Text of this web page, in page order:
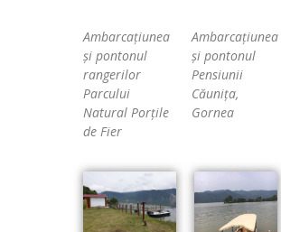
Ambarcațiunea
și pontonul
rangerilor
Parcului
Natural Porțile
de Fier
Ambarcațiunea
și pontonul
Pensiunii
Căunița,
Gornea